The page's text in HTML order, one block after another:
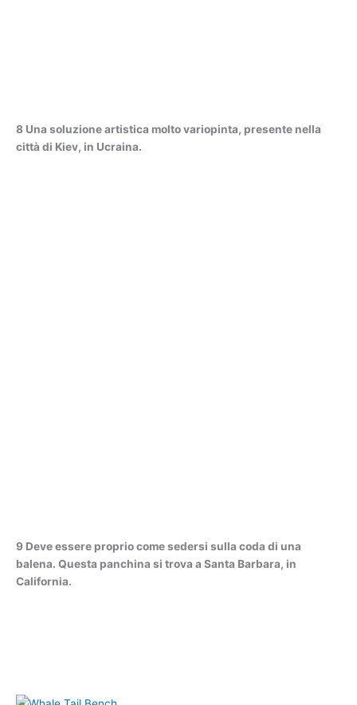
8 Una soluzione artistica molto variopinta, presente nella
città di Kiev, in Ucraina.
9 Deve essere proprio come sedersi sulla coda di una
balena. Questa panchina si trova a Santa Barbara, in
California.